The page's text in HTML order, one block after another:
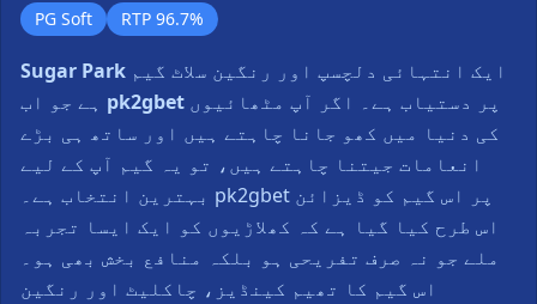
PG Soft RTP 96.7%
Sugar Park
pk2gbet
کی دنیا میں کھو جانا چاہتے ہیں اور ساتھ ہی بڑے
انعامات جیتنا چاہتے ہیں، تو یہ گیم آپ کے لیے
بہترین انتخاب ہے۔ pk2gbet پر اس گیم کو ڈیزائن
اس طرح کیا گیا ہے کہ کھلاڑیوں کو ایک ایسا تجربہ
ملے جو نہ صرف تفریحی ہو بلکہ منافع بخش بھی ہو۔
اس گیم کا تھیم کینڈیز، چاکلیٹ اور رنگین